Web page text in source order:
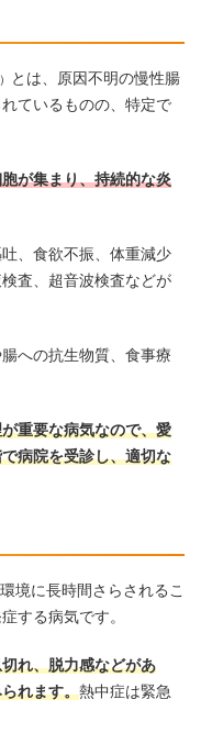
とは、原因不明の慢性腸
ているものの、特定で
が集まり、持続的な炎
、食欲不振、体重減少
査、超音波検査などが
への抗生物質、食事療
重要な病気なので、愛
病院を受診し、適切な
境に長時間さらされるこ
する病気です。
れ、脱力感などがあ
れます。熱中症は緊急